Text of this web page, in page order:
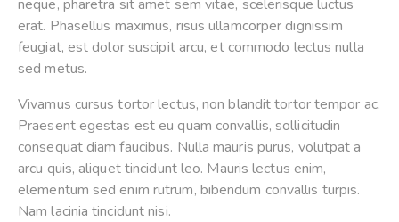
neque, pharetra sit amet sem vitae, scelerisque luctus
erat. Phasellus maximus, risus ullamcorper dignissim
feugiat, est dolor suscipit arcu, et commodo lectus nulla
sed metus.
Vivamus cursus tortor lectus, non blandit tortor tempor ac.
Praesent egestas est eu quam convallis, sollicitudin
consequat diam faucibus. Nulla mauris purus, volutpat a
arcu quis, aliquet tincidunt leo. Mauris lectus enim,
elementum sed enim rutrum, bibendum convallis turpis.
Nam lacinia tincidunt nisi.